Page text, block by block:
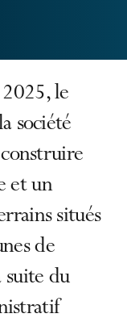
le
société
et un
situés
de
suite du